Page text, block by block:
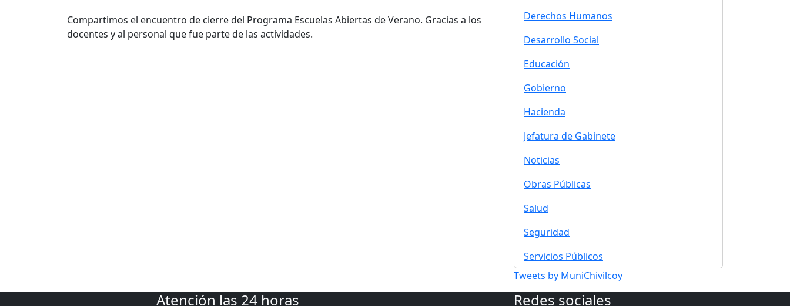
Compartimos el encuentro de cierre del Programa Escuelas Abiertas de Verano. Gracias a los
docentes y al personal que fue parte de las actividades.
Derechos Humanos
Desarrollo Social
Educación
Gobierno
Hacienda
Jefatura de Gabinete
Noticias
Obras Públicas
Salud
Seguridad
Servicios Públicos
Tweets by MuniChivilcoy
Atención las 24 horas Redes sociales